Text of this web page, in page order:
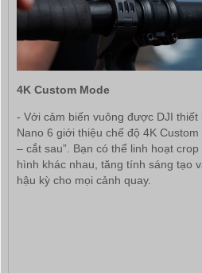
4K Custom Mode
- Với cảm biến vuông được DJI thiết
Nano 6 giới thiệu chế độ 4K
– cắt sau”. Bạn có thể linh hoạt
hình khác nhau, tăng tính sáng tạo
hậu kỳ cho mọi cảnh quay.